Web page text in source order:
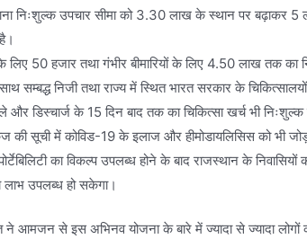
निःशुल्क उपचार सीमा को 3.30 लाख के स्थान पर
के लिए 50 हजार तथा गंभीर बीमारियों के लिए 4.50 लाख तक का
सम्बद्ध निजी तथा राज्य में स्थित भारत सरकार के
और डिस्चार्ज के 15 दिन बाद तक का चिकित्सा खर्च भी
की सूची में कोविड-19 के इलाज और हीमोडायलिसिस को भी
का विकल्प उपलब्ध होने के बाद राजस्थान के
उपलब्ध हो सकेगा।
ने आमजन से इस अभिनव योजना के बारे में ज्यादा से ज्यादा